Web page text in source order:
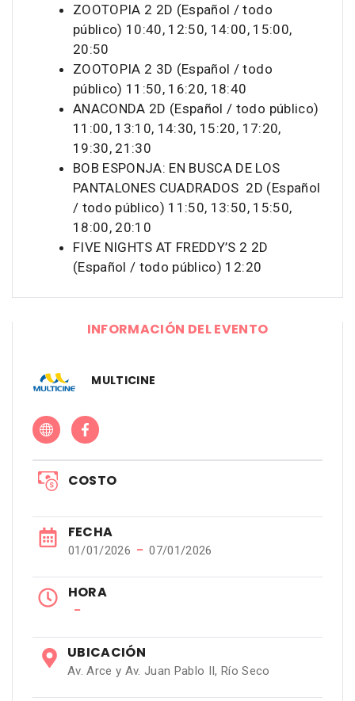
ZOOTOPIA 2 2D (Español / todo
público) 10:40, 12:50, 14:00, 15:00,
20:50
ZOOTOPIA 2 3D (Español / todo
público) 11:50, 16:20, 18:40
ANACONDA 2D (Español / todo público)
11:00, 13:10, 14:30, 15:20, 17:20,
19:30, 21:30
BOB ESPONJA: EN BUSCA DE LOS
PANTALONES CUADRADOS 2D (Español
/ todo público) 11:50, 13:50, 15:50,
18:00, 20:10
FIVE NIGHTS AT FREDDY’S 2 2D
(Español / todo público) 12:20
INFORMACIÓN DEL EVENTO
MULTICINE
COSTO
FECHA
01/01/2026 − 07/01/2026
HORA
−
UBICACIÓN
Av. Arce y Av. Juan Pablo II, Río Seco